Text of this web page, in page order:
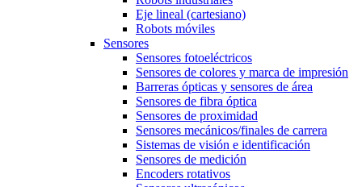
Eje lineal (cartesiano)
Robots móviles
Sensores
Sensores fotoeléctricos
Sensores de colores y marca de impresión
Barreras ópticas y sensores de área
Sensores de fibra óptica
Sensores de proximidad
Sensores mecánicos/finales de carrera
Sistemas de visión e identificación
Sensores de medición
Encoders rotativos